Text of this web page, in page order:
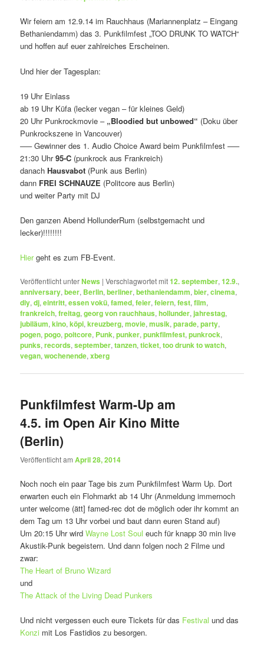
Wir feiern am 12.9.14 im Rauchhaus (Mariannenplatz – Eingang
Bethaniendamm) das 3. Punkfilmfest „TOO DRUNK TO WATCH“
und hoffen auf euer zahlreiches Erscheinen.
Und hier der Tagesplan:
19 Uhr Einlass
ab 19 Uhr Küfa (lecker vegan – für kleines Geld)
20 Uhr Punkrockmovie – „Bloodied but unbowed“ (Doku über
Punkrockszene in Vancouver)
—– Gewinner des 1. Audio Choice Award beim Punkfilmfest —–
21:30 Uhr95-C (punkrock aus Frankreich)
danachHausvabot (Punk aus Berlin)
dann FREI SCHNAUZE (Politcore aus Berlin)
und weiter Party mit DJ
Den ganzen Abend HollunderRum (selbstgemacht und
lecker)!!!!!!!!
Hiergeht es zum FB-Event.
Veröffentlicht unterNews |Verschlagwortet mit12. september,12.9.,
anniversary,beer, Berlin,berliner,bethaniendamm,bier,cinema,
diy,dj,eintritt,essen vokü,famed,feier,feiern,fest,film,
frankreich,freitag,georg von rauchhaus,hollunder,jahrestag,
jubiläum,kino,köpi,kreuzberg,movie,musik,parade,party,
pogen,pogo,poitcore, Punk,punker,punkfilmfest,punkrock,
punks,records,september,tanzen,ticket,too drunk to watch,
vegan,wochenende,xberg
Punkfilmfest Warm-Up am
4.5. im Open Air Kino Mitte
(Berlin)
Veröffentlicht amApril 28, 2014
Noch noch ein paar Tage bis zum Punkfilmfest Warm Up. Dort
erwarten euch ein Flohmarkt ab 14 Uhr (Anmeldung immernoch
unter welcome (ätt] famed-rec dot de möglich oder ihr kommt an
dem Tag um 13 Uhr vorbei und baut dann euren Stand auf)
Um 20:15 Uhr wirdWayne Lost Soul euch für knapp 30 min live
Akustik-Punk begeistern. Und dann folgen noch 2 Filme und
zwar:
The Heart of Bruno Wizard
und
The Attack of the Living Dead Punkers
Und nicht vergessen euch eure Tickets für das Festival und das
Konzi mit Los Fastidios zu besorgen.